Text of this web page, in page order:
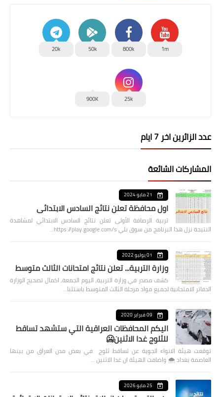
1m
800k
50k
20k
25k
900K
عدد الزائرين اخر 7 ايام
المشاركات الشائعة
21 مايو 2024
اول محافظة تعلن نتائج السادس الابتدائي
تربية الرصافة الأولى تعلن نتائج السادس الابتدائي لمشاهدة
النتيجة نزل هذا البرنامج من سوق بلي https://play.google.com/s…
01 يوليو 2022
وزارة التربية... تعلن نتائج امتحانات الثالث متوسط
كشف مصدر في وزارة التربية، اليوم الجمعة، اكمال تصحيح الوزارة
الدفاتر الامتحانية لجميع مواد مرحلة الثالث المتوسط باستثنا…
09 فبراير 2020
اليكم المحافظات العراقية التي ستشهد تساقط
للثلوج غدا الاثنين🥶
توقعت هيئة الانواء الجوية عن تساقط ثلوج في بعض مدن العراق من بينها
العاصمة بغداد ⁦🌨️⁩ واضافت الهيئة ان غدا الاثنين …
25 مايو 2026